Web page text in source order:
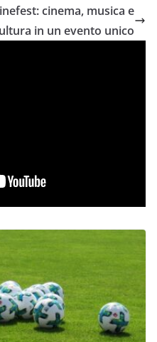
cinema, musica e
in un evento unico